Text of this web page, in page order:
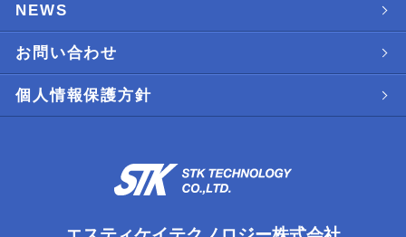
NEWS
お問い合わせ
個人情報保護方針